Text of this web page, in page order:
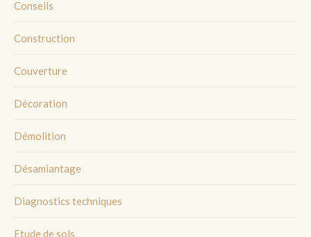
Conseils
Construction
Couverture
Décoration
Démolition
Désamiantage
Diagnostics techniques
Etude de sols